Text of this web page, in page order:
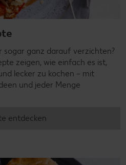
sogar ganz darauf verzichten?
zeigen, wie einfach es ist,
lecker zu kochen – mit
und jeder Menge
entdecken